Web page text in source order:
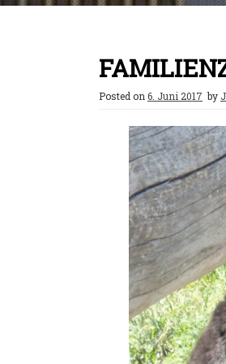
Posted on 6. Juni 2017 by